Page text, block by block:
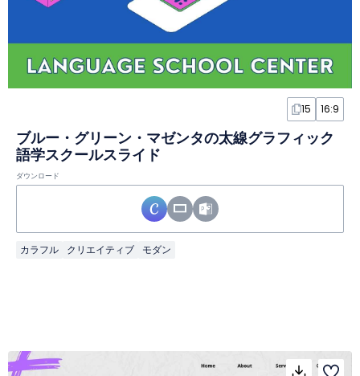
15 16:9
ブルー・グリーン・マゼンタの太線グラフィック
語学スクールスライド
ダウンロード
カラフル クリエイティブ モダン